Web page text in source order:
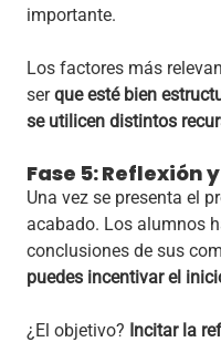
importante.
Los factores más
serque esté bien
se utilicen distintos
Fase 5: Reflexión
Una vez se presenta el
acabado. Los alumnos
conclusiones de sus
puedes incentivar el
¿El objetivo? Incitar la